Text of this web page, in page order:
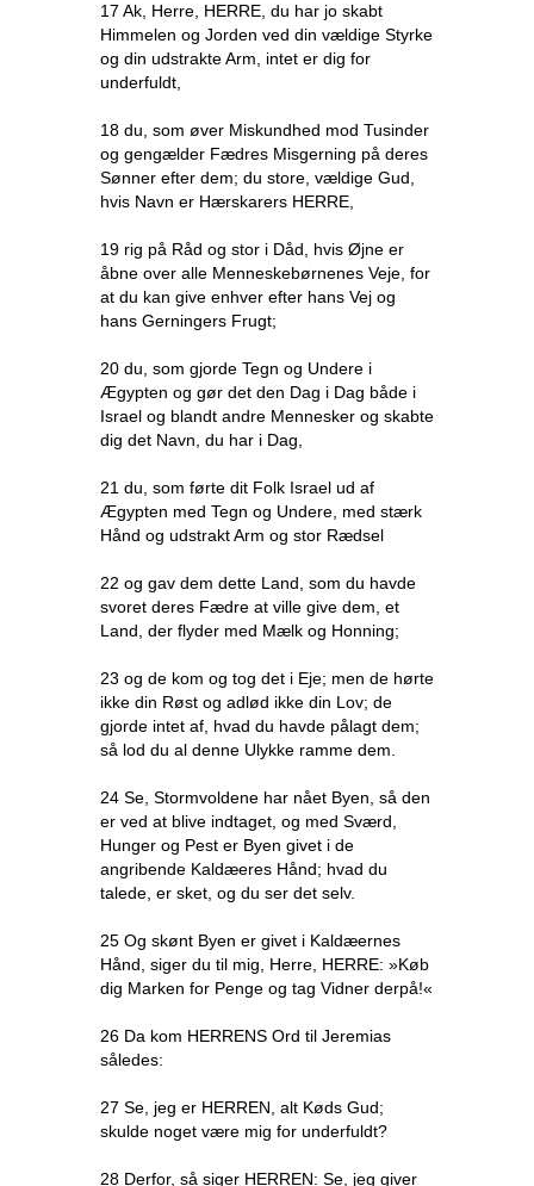
17 Ak, Herre, HERRE, du har jo skabt
Himmelen og Jorden ved din vældige Styrke
og din udstrakte Arm, intet er dig for
underfuldt,
18 du, som øver Miskundhed mod Tusinder
og gengælder Fædres Misgerning på deres
Sønner efter dem; du store, vældige Gud,
hvis Navn er Hærskarers HERRE,
19 rig på Råd og stor i Dåd, hvis Øjne er
åbne over alle Menneskebørnenes Veje, for
at du kan give enhver efter hans Vej og
hans Gerningers Frugt;
20 du, som gjorde Tegn og Undere i
Ægypten og gør det den Dag i Dag både i
Israel og blandt andre Mennesker og skabte
dig det Navn, du har i Dag,
21 du, som førte dit Folk Israel ud af
Ægypten med Tegn og Undere, med stærk
Hånd og udstrakt Arm og stor Rædsel
22 og gav dem dette Land, som du havde
svoret deres Fædre at ville give dem, et
Land, der flyder med Mælk og Honning;
23 og de kom og tog det i Eje; men de hørte
ikke din Røst og adlød ikke din Lov; de
gjorde intet af, hvad du havde pålagt dem;
så lod du al denne Ulykke ramme dem.
24 Se, Stormvoldene har nået Byen, så den
er ved at blive indtaget, og med Sværd,
Hunger og Pest er Byen givet i de
angribende Kaldæeres Hånd; hvad du
talede, er sket, og du ser det selv.
25 Og skønt Byen er givet i Kaldæernes
Hånd, siger du til mig, Herre, HERRE: »Køb
dig Marken for Penge og tag Vidner derpå!«
26 Da kom HERRENS Ord til Jeremias
således:
27 Se, jeg er HERREN, alt Køds Gud;
skulde noget være mig for underfuldt?
28 Derfor, så siger HERREN: Se, jeg giver